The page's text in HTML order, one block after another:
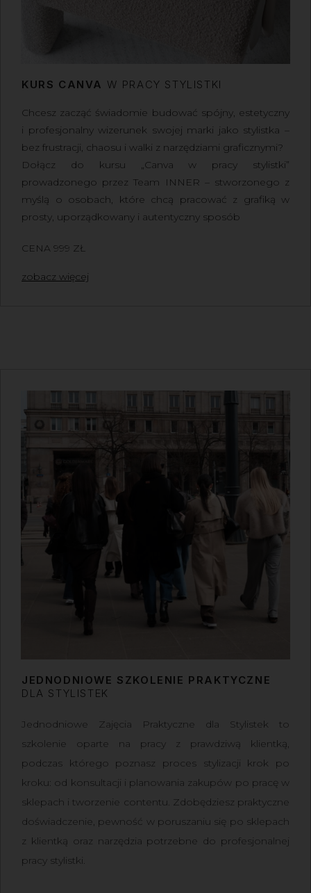
KURS CANVA W PRACY STYLISTKI
Chcesz zacząć świadomie budować spójny, estetyczny
i profesjonalny wizerunek swojej marki jako stylistka –
bez frustracji, chaosu i walki z narzędziami graficznymi?
Dołącz do kursu „Canva w pracy stylistki”
prowadzonego przez Team INNER – stworzonego z
myślą o osobach, które chcą pracować z grafiką w
prosty, uporządkowany i autentyczny sposób
CENA 999 ZŁ
zobacz więcej
JEDNODNIOWE SZKOLENIE PRAKTYCZNE
DLA STYLISTEK
Jednodniowe Zajęcia Praktyczne dla Stylistek to
szkolenie oparte na pracy z prawdziwą klientką,
podczas którego poznasz proces stylizacji krok po
kroku: od konsultacji i planowania zakupów po pracę w
sklepach i tworzenie contentu. Zdobędziesz praktyczne
doświadczenie, pewność w poruszaniu się po sklepach
z klientką oraz narzędzia potrzebne do profesjonalnej
pracy stylistki.